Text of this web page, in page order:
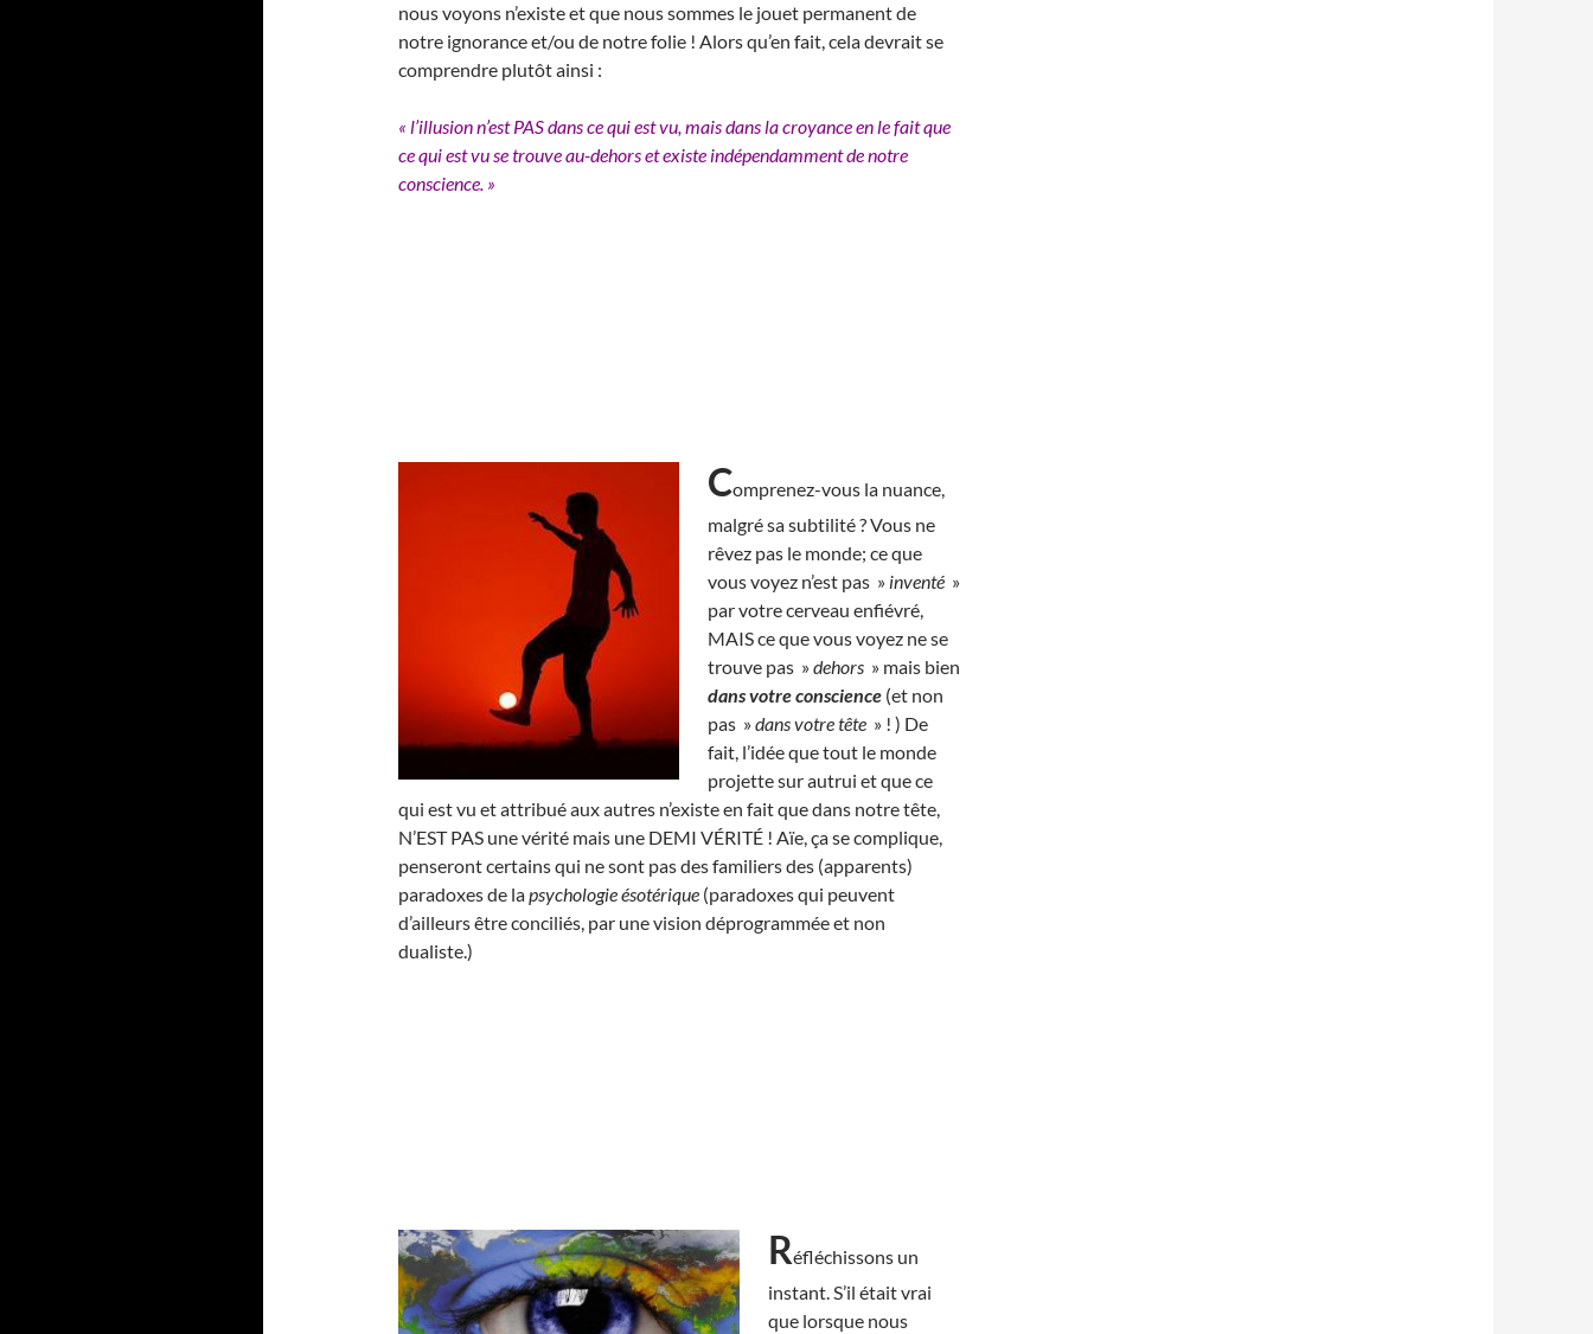
nous voyons n’existe et que nous sommes le jouet permanent de
notre ignorance et/ou de notre folie ! Alors qu’en fait, cela devrait se
comprendre plutôt ainsi :
« l’illusion n’est PAS dans ce qui est vu, mais dans la croyance en le fait que
ce qui est vu se trouve au-dehors et existe indépendamment de notre
conscience. »
Comprenez-vous la nuance,
malgré sa subtilité ? Vous ne
rêvez pas le monde; ce que
vous voyez n’est pas » inventé »
par votre cerveau enfiévré,
MAIS ce que vous voyez ne se
trouve pas »dehors » mais bien
dans votre conscience (et non
pas »dans votre tête » ! ) De
fait, l’idée que tout le monde
projette sur autrui et que ce
qui est vu et attribué aux autres n’existe en fait que dans notre tête,
N’EST PAS une vérité mais une DEMI VÉRITÉ ! Aïe, ça se complique,
penseront certains qui ne sont pas des familiers des (apparents)
paradoxes de lapsychologie ésotérique (paradoxes qui peuvent
d’ailleurs être conciliés, par une vision déprogrammée et non
dualiste.)
Réfléchissons un
instant. S’il était vrai
que lorsque nous